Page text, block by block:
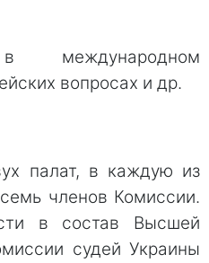
вопросах и др.
палат, в каждую из
членов Комиссии.
в состав Высшей
судей Украины